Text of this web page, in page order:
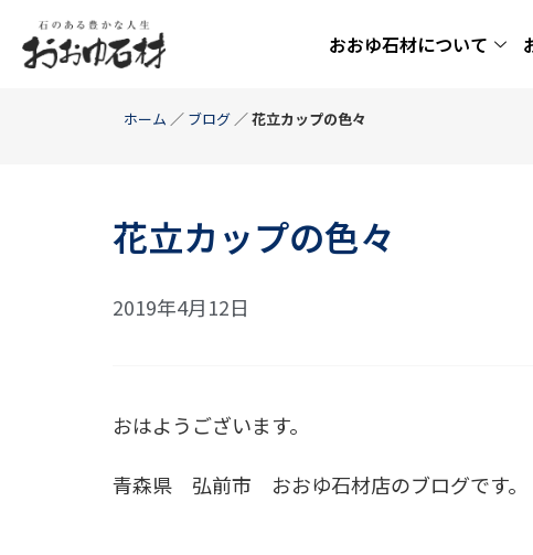
おおゆ石材について
ホーム ／ ブログ ／花立カップの色々
花立カップの色々
2019年4月12日
おはようございます。
青森県 弘前市 おおゆ石材店のブログです。